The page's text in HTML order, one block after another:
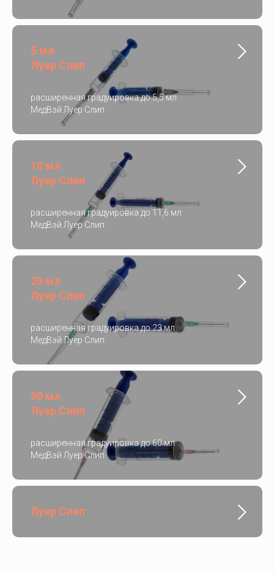
5 мл
Луер Слип
расширенная градуировка до 5,5 мл
МедВэй Луер Слип
10 мл
Луер Слип
расширенная градуировка до 11,6 мл
МедВэй Луер Слип
20 мл
Луер Слип
расширенная градуировка до 23 мл
МедВэй Луер Слип
50 мл
Луер Слип
расширенная градуировка до 60 мл
МедВэй Луер Слип
Луер Слип